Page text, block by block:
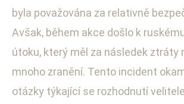
byla považována za relativně
Avšak, během akce došlo k
útoku, který měl za následek ztráty
mnoho zranění. Tento incident
otázky týkající se rozhodnutí